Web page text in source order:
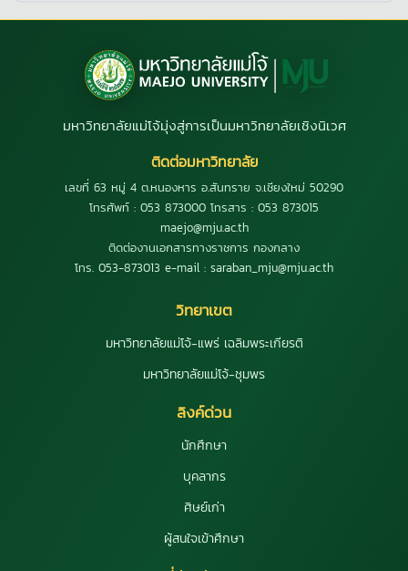
มหาวิทยาลัยแม่โจ้มุ่งสู่การเป็นมหาวิทยาลัยเชิงนิเวศ
ติดต่อมหาวิทยาลัย
เลขที่ 63 หมู่ 4 ต.หนองหาร อ.สันทราย จ.เชียงใหม่ 50290
โทรศัพท์ : 053 873000 โทรสาร : 053 873015
maejo@mju.ac.th
ติดต่องานเอกสารทางราชการ กองกลาง
โทร. 053-873013 e-mail : saraban_mju@mju.ac.th
วิทยาเขต
มหาวิทยาลัยแม่โจ้-แพร่ เฉลิมพระเกียรติ
มหาวิทยาลัยแม่โจ้-ชุมพร
ลิงค์ด่วน
นักศึกษา
บุคลากร
ศิษย์เก่า
ผู้สนใจเข้าศึกษา